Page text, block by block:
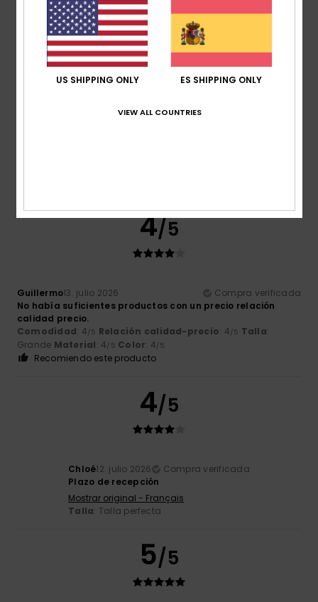
perfectaMaterial: 5/5 Color
Recomiendo este producto
4 /5
4/5
Guillermo13. julio 2026
Compra verificada
No había suficientes productos con un precio relación
calidad precio.
Comodidad: 4/5 Relación calidad-precio: 4/5 Talla:
Grande Material: 4/5 Color: 4/5
Recomiendo este producto
4/5
Chloé12. julio 2026
Compra verificada
Plazo de recepción
Mostrar original - Français
Talla: Talla perfecta
5/5
US SHIPPING ONLY ES SHIPPING ONLY
VIEW ALL COUNTRIES